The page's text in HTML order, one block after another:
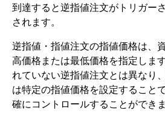
到達すると逆指値注文がトリガー
されます。
逆指値・指値注文の指値価格は、
高価格または最低価格を指定しま
れていない逆指値注文とは異なり
は特定の指値価格を設定すること
確にコントロールすることができま